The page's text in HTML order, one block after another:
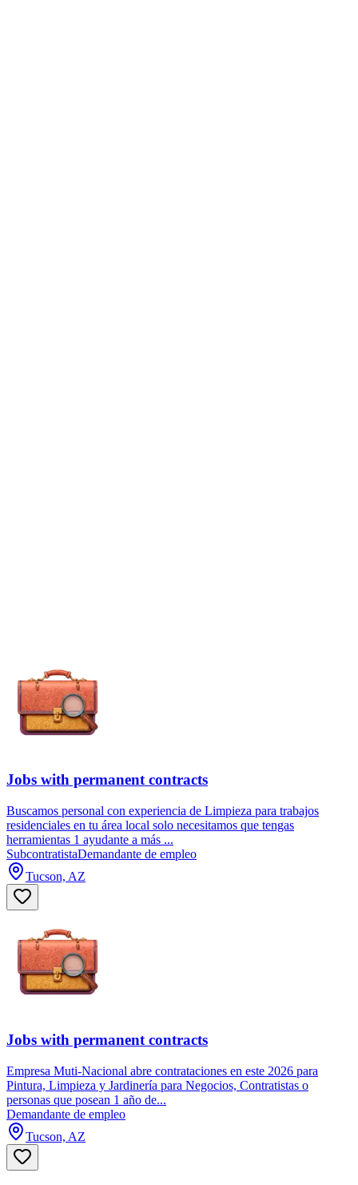
Jobs with permanent contracts
Buscamos personal con experiencia de Limpieza para trabajos
residenciales en tu área local solo necesitamos que tengas
herramientas 1 ayudante a más ...
SubcontratistaDemandante de empleo
Tucson, AZ
Jobs with permanent contracts
Empresa Muti-Nacional abre contrataciones en este 2026 para
Pintura, Limpieza y Jardinería para Negocios, Contratistas o
personas que posean 1 año de...
Demandante de empleo
Tucson, AZ